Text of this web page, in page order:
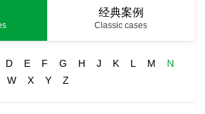
经典案例
Classic cases
D E F G H J K L M
N
W X Y Z